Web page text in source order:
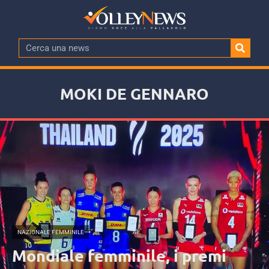
MOKI DE GENNARO
NAZIONALE FEMMINILE
Mondiale femminile, i premi